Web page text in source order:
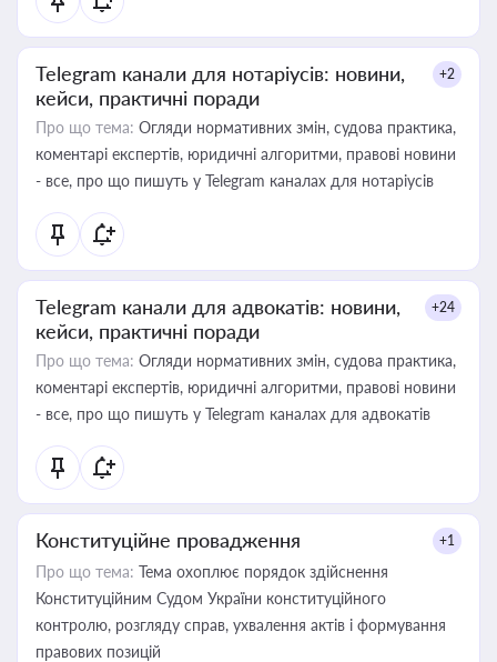
Telegram канали для нотаріусів: новини,
кейси, практичні поради
+2
Про що тема: Огляди нормативних змін, судова практика,
коментарі експертів, юридичні алгоритми, правові новини
- все, про що пишуть у Telegram каналах для нотаріусів
Telegram канали для адвокатів: новини,
кейси, практичні поради
+24
Про що тема: Огляди нормативних змін, судова практика,
коментарі експертів, юридичні алгоритми, правові новини
- все, про що пишуть у Telegram каналах для адвокатів
Конституційне провадження +1
Про що тема: Тема охоплює порядок здійснення
Конституційним Судом України конституційного
контролю, розгляду справ, ухвалення актів і формування
правових позицій